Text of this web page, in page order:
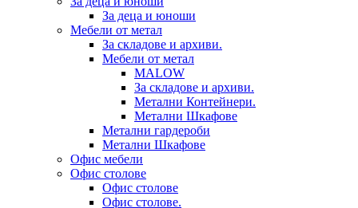
За деца и юноши
Мебели от метал
За складове и архиви.
Мебели от метал
MALOW
За складове и архиви.
Метални Контейнери.
Метални Шкафове
Метални гардероби
Метални Шкафове
Офис мебели
Офис столове
Офис столове
Офис столове.